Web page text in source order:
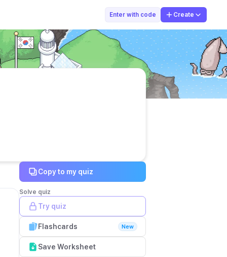
Enter with code Create
심예지
Copy to my quiz
Solve quiz
Try quiz
Flashcards New
Save Worksheet